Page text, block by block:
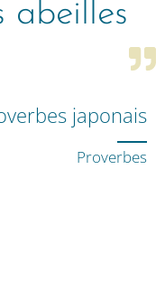
abeilles
japonais
Proverbes